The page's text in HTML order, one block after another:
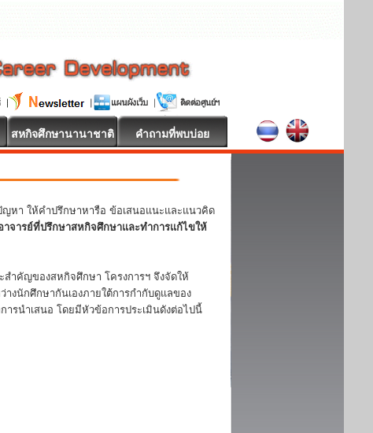
สหกิจศึกษานานาชาติ คำถามที่พบบ่อย
หา ให้คำปรึกษาหารือ ข้อเสนอแนะและแนวคิด
าจารย์ที่ปรึกษาสหกิจศึกษาและทำการแก้ไขให้
ำคัญของสหกิจศึกษา โครงการฯ จึงจัดให้
งนักศึกษากันเองภายใต้การกำกับดูแลของ
ารนำเสนอ โดยมีหัวข้อการประเมินดังต่อไปนี้